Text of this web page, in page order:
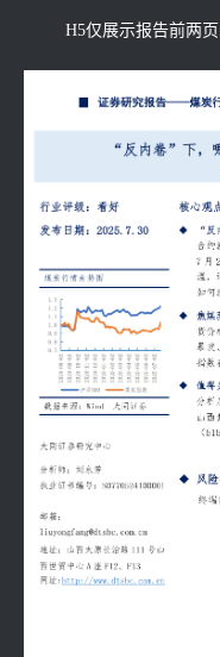
H5仅展示报告前两